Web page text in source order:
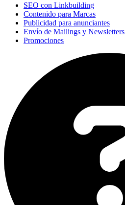
SEO con Linkbuilding
Contenido para Marcas
Publicidad para anunciantes
Envío de Mailings y Newsletters
Promociones